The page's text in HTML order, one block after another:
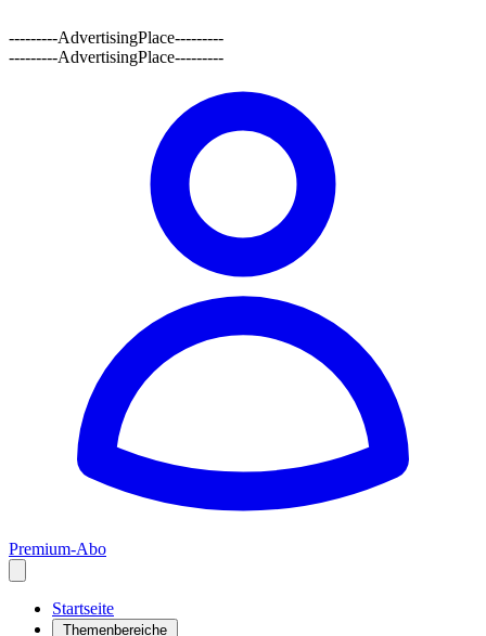
---------AdvertisingPlace---------
---------AdvertisingPlace---------
Premium-Abo
Startseite
Themenbereiche